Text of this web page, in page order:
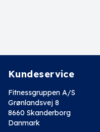
Kundeservice
Fitnessgruppen A/S
Grønlandsvej 8
8660 Skanderborg
Danmark